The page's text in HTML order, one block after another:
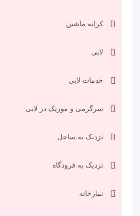
کرایه ماشین
لابی
خدمات لابی
سرگرمی و موزیک در لابی
نزدیک به ساحل
نزدیک به فرودگاه
نمازخانه